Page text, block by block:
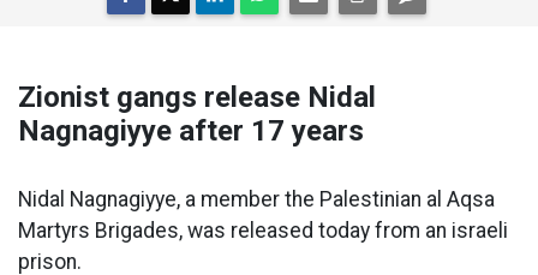
Zionist gangs release Nidal
Nagnagiyye after 17 years
Nidal Nagnagiyye, a member the Palestinian al Aqsa
Martyrs Brigades, was released today from an israeli
prison.